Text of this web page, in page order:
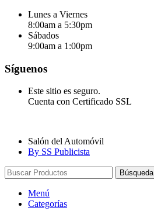
Lunes a Viernes
8:00am a 5:30pm
Sábados
9:00am a 1:00pm
Síguenos
Este sitio es seguro.
Cuenta con Certificado SSL
Salón del Automóvil
By SS Publicista
Búsqueda
Menú
Categorías